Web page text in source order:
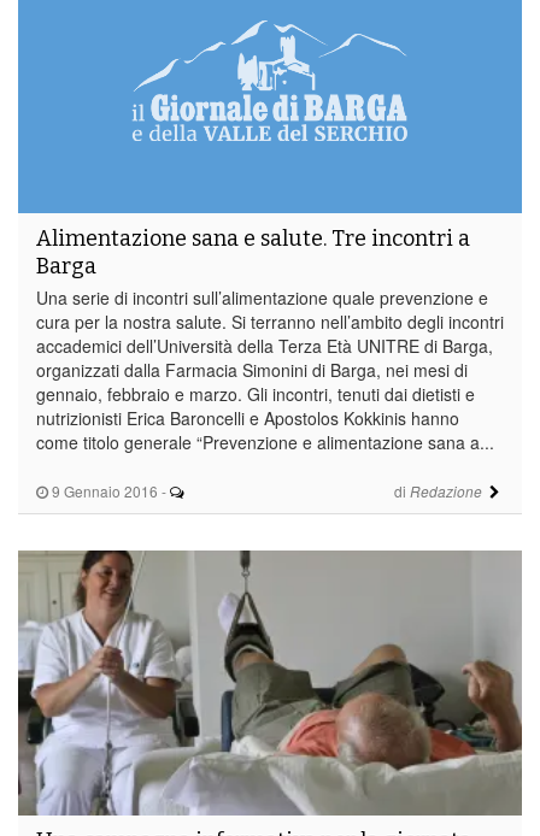
9 Gennaio 2016 - di Redazione
Alimentazione sana e salute. Tre incontri a
Barga
Una serie di incontri sull’alimentazione quale prevenzione e
cura per la nostra salute. Si terranno nell’ambito degli incontri
accademici dell’Università della Terza Età UNITRE di Barga,
organizzati dalla Farmacia Simonini di Barga, nei mesi di
gennaio, febbraio e marzo. Gli incontri, tenuti dai dietisti e
nutrizionisti Erica Baroncelli e Apostolos Kokkinis hanno
come titolo generale “Prevenzione e alimentazione sana a...